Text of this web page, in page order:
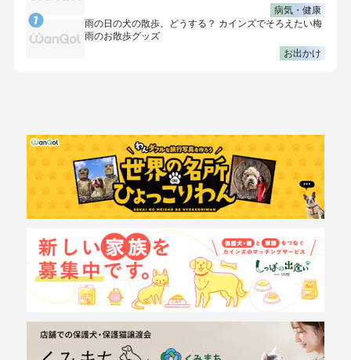
病気・健康
雨の日の犬の散歩、どうする？ カインズでそろえたい梅
雨のお散歩グッズ
お出かけ